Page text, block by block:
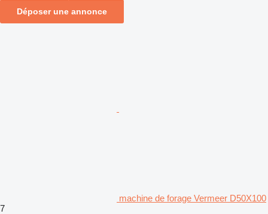
Déposer une annonce
machine de forage Vermeer D50X100
7